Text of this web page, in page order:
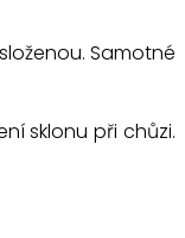
Samotné
sklonu při chůzi.